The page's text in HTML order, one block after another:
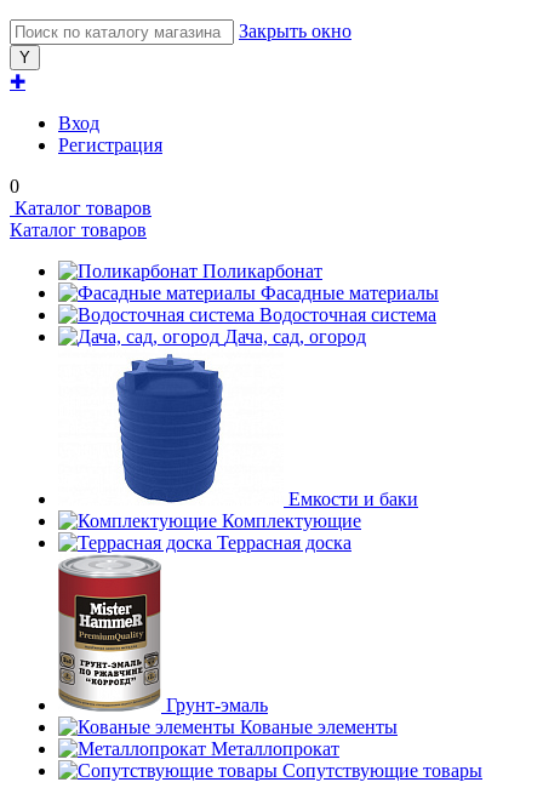
Закрыть окно
✚
Вход
Регистрация
0
Каталог товаров
Каталог товаров
Поликарбонат
Фасадные материалы
Водосточная система
Дача, сад, огород
Емкости и баки
Комплектующие
Террасная доска
Грунт-эмаль
Кованые элементы
Металлопрокат
Сопутствующие товары